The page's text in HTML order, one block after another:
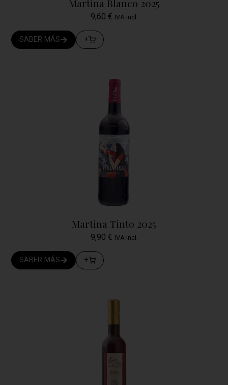
Martina Blanco 2025
9,60 € IVA incl.
SABER MÁS +
Martina Tinto 2025
9,90 € IVA incl.
SABER MÁS +